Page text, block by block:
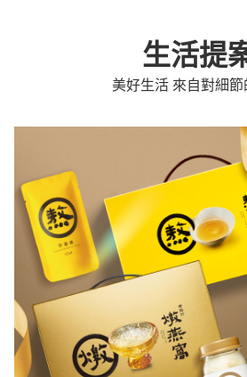
生活提
美好生活 來自對細節